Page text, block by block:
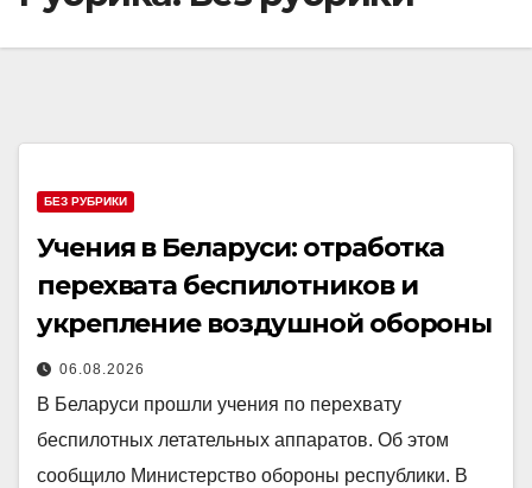
БЕЗ РУБРИКИ
Учения в Беларуси: отработка
перехвата беспилотников и
укрепление воздушной обороны
06.08.2026
В Беларуси прошли учения по перехвату
беспилотных летательных аппаратов. Об этом
сообщило Министерство обороны республики. В